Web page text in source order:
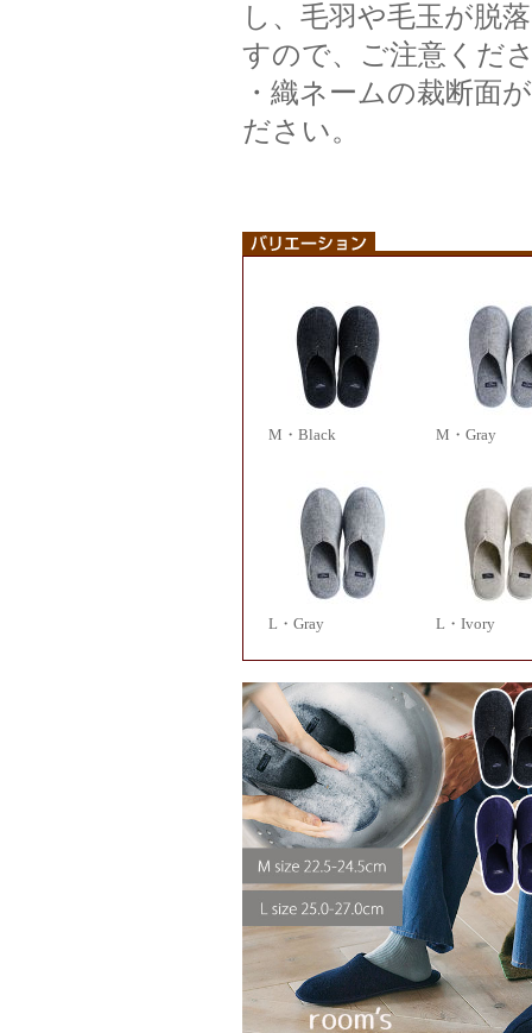
し、毛羽や毛玉が脱
すので、ご注意くだ
・織ネームの裁断面
ださい。
M・Black M・Gray
L・Gray L・Ivory